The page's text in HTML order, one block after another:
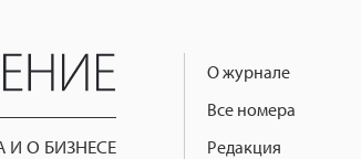
И О БИЗНЕСЕ
О журнале
Все номера
Редакция